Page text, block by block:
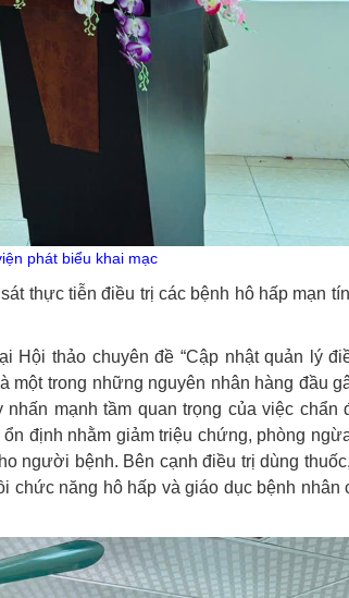
phát biểu khai mạc
thực tiễn điều trị các bệnh hô hấp mạn
Hội thảo chuyên đề “Cập nhật quản lý
một trong những nguyên nhân hàng đầu
mạnh tầm quan trọng của việc chẩn
định nhằm giảm triệu chứng, phòng
người bệnh. Bên cạnh điều trị dùng
chức năng hô hấp và giáo dục bệnh nhân